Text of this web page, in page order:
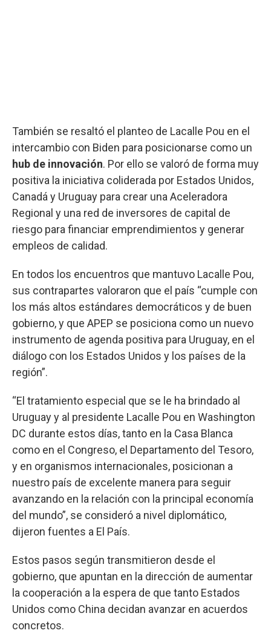
También se resaltó el planteo de Lacalle Pou en el
intercambio con Biden para posicionarse como un
hub de innovación. Por ello se valoró de forma muy
positiva la iniciativa coliderada por Estados Unidos,
Canadá y Uruguay para crear una Aceleradora
Regional y una red de inversores de capital de
riesgo para financiar emprendimientos y generar
empleos de calidad.
En todos los encuentros que mantuvo Lacalle Pou,
sus contrapartes valoraron que el país “cumple con
los más altos estándares democráticos y de buen
gobierno, y que APEP se posiciona como un nuevo
instrumento de agenda positiva para Uruguay, en el
diálogo con los Estados Unidos y los países de la
región”.
“El tratamiento especial que se le ha brindado al
Uruguay y al presidente Lacalle Pou en Washington
DC durante estos días, tanto en la Casa Blanca
como en el Congreso, el Departamento del Tesoro,
y en organismos internacionales, posicionan a
nuestro país de excelente manera para seguir
avanzando en la relación con la principal economía
del mundo”, se consideró a nivel diplomático,
dijeron fuentes a El País.
Estos pasos según transmitieron desde el
gobierno, que apuntan en la dirección de aumentar
la cooperación a la espera de que tanto Estados
Unidos como China decidan avanzar en acuerdos
concretos.